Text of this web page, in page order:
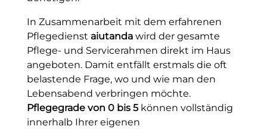
In Zusammenarbeit mit dem erfahrenen
Pﬂegedienst aiutandawird der gesamte
Pﬂege- und Servicerahmen direkt im Haus
angeboten. Damit entfällt erstmals die oft
belastende Frage, wo und wie man den
Lebensabend verbringen möchte.
Pﬂegegrade von 0 bis 5können vollständig
innerhalb Ihrer eigenen